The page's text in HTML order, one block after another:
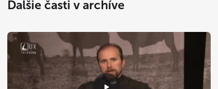
Ďalšie časti v archíve